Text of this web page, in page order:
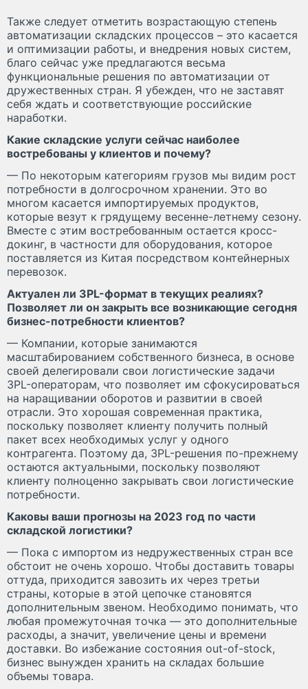
Также следует отметить возрастающую степень
автоматизации складских процессов – это касается
и оптимизации работы, и внедрения новых систем,
благо сейчас уже предлагаются весьма
функциональные решения по автоматизации от
дружественных стран. Я убежден, что не заставят
себя ждать и соответствующие российские
наработки.
Какие складские услуги сейчас наиболее
востребованы у клиентов и почему?
— По некоторым категориям грузов мы видим рост
потребности в долгосрочном хранении. Это во
многом касается импортируемых продуктов,
которые везут к грядущему весенне-летнему сезону.
Вместе с этим востребованным остается кросс-
докинг, в частности для оборудования, которое
поставляется из Китая посредством контейнерных
перевозок.
Актуален ли 3PL-формат в текущих реалиях?
Позволяет ли он закрыть все возникающие сегодня
бизнес-потребности клиентов?
— Компании, которые занимаются
масштабированием собственного бизнеса, в основе
своей делегировали свои логистические задачи
3PL-операторам, что позволяет им сфокусироваться
на наращивании оборотов и развитии в своей
отрасли. Это хорошая современная практика,
поскольку позволяет клиенту получить полный
пакет всех необходимых услуг у одного
контрагента. Поэтому да, 3PL-решения по-прежнему
остаются актуальными, поскольку позволяют
клиенту полноценно закрывать свои логистические
потребности.
Каковы ваши прогнозы на 2023 год по части
складской логистики?
— Пока с импортом из недружественных стран все
обстоит не очень хорошо. Чтобы доставить товары
оттуда, приходится завозить их через третьи
страны, которые в этой цепочке становятся
дополнительным звеном. Необходимо понимать, что
любая промежуточная точка — это дополнительные
расходы, а значит, увеличение цены и времени
доставки. Во избежание состояния out-of-stock,
бизнес вынужден хранить на складах большие
объемы товара.